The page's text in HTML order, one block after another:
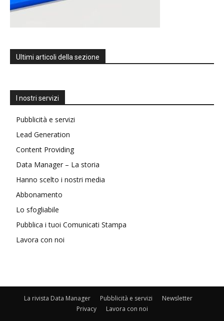
Ultimi articoli della sezione
I nostri servizi
Pubblicità e servizi
Lead Generation
Content Providing
Data Manager – La storia
Hanno scelto i nostri media
Abbonamento
Lo sfogliabile
Pubblica i tuoi Comunicati Stampa
Lavora con noi
La rivista Data Manager Pubblicità e servizi
Newsletter
Privacy
Lavora con noi